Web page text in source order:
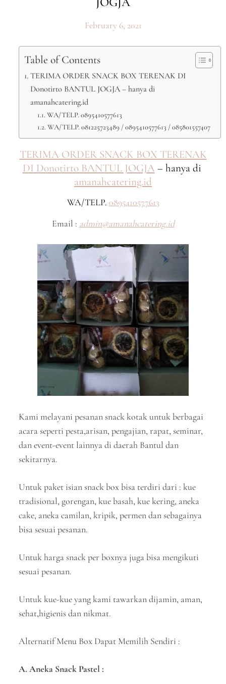
February 6, 2021
Table of Contents
TERIMA ORDER SNACK BOX TERENAK DI
Donotirto BANTUL JOGJA – hanya di
amanahcatering.id
WA/TELP. 0895410577613
WA/TELP. 081225723489 / 0895410577613 / 085801557407
TERIMA ORDER SNACK BOX TERENAK
DI Donotirto BANTUL JOGJA – hanya di
amanahcatering.id
WA/TELP. 0895410577613
Email : admin@amanahcatering.id
Kami melayani pesanan snack kotak untuk berbagai
acara seperti pesta,arisan, pengajian, rapat, seminar,
dan event-event lainnya di daerah Bantul dan
sekitarnya.
Untuk paket isian snack box bisa terdiri dari : kue
tradisional, gorengan, kue basah, kue kering, aneka
cake, aneka camilan, kripik, permen dan sebagainya
bisa sesuai pesanan.
Untuk harga snack per boxnya juga bisa mengikuti
sesuai pesanan.
Untuk kue-kue yang kami tawarkan dijamin, aman,
sehat,higienis dan nikmat.
Alternatif Menu Box Dapat Memilih Sendiri :
A. Aneka Snack Pastel :